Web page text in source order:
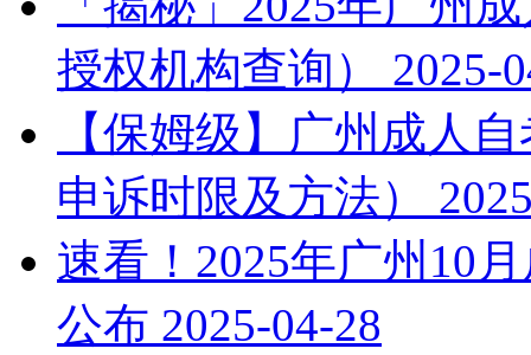
授权机构查询）
2025-
【保姆级】广州成人
申诉时限及方法）
速看！2025年广州10
公布 2025-04-28